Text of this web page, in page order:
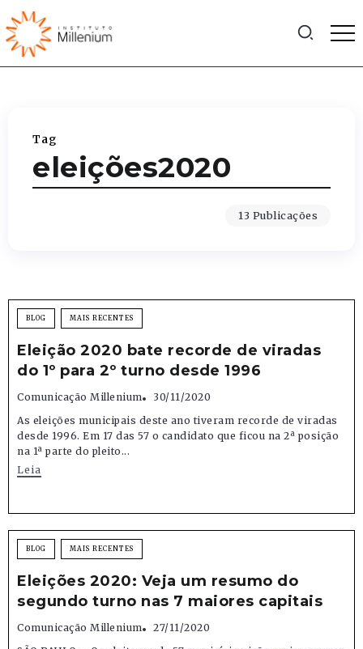
Tag
eleições2020
13 Publicações
BLOG MAIS RECENTES
Eleição 2020 bate recorde de viradas
do 1º para 2º turno desde 1996
Comunicação Millenium
30/11/2020
As eleições municipais deste ano tiveram recorde de viradas
desde 1996. Em 17 das 57 o candidato que ficou na 2ª posição
na 1ª parte do pleito...
Leia
BLOG MAIS RECENTES
Eleições 2020: Veja um resumo do
segundo turno nas 7 maiores capitais
Comunicação Millenium
27/11/2020